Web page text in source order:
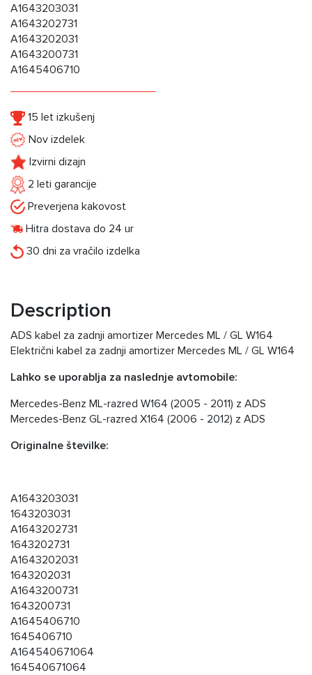
A1643203031
A1643202731
A1643202031
A1643200731
A1645406710
15 let izkušenj
Nov izdelek
Izvirni dizajn
2 leti garancije
Preverjena kakovost
Hitra dostava do 24 ur
30 dni za vračilo izdelka
Description
ADS kabel za zadnji amortizer Mercedes ML / GL W164
Električni kabel za zadnji amortizer Mercedes ML / GL W164
Lahko se uporablja za naslednje avtomobile:
Mercedes-Benz ML-razred W164 (2005 - 2011) z ADS
Mercedes-Benz GL-razred X164 (2006 - 2012) z ADS
Originalne številke:
A1643203031
1643203031
A1643202731
1643202731
A1643202031
1643202031
A1643200731
1643200731
A1645406710
1645406710
A164540671064
164540671064